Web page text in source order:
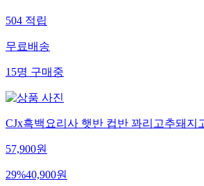
504적립
무료배송
15명구매중
CJx흑백요리사 햇반 컵반 꽈리고추돼지
57,900원
29%40,900원